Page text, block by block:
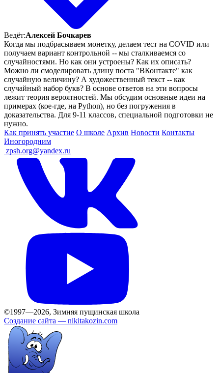
Ведёт:Алексей Бочкарев
Когда мы подбрасываем монетку, делаем тест на COVID или
получаем вариант контрольной -- мы сталкиваемся со
случайностями. Но как они устроены? Как их описать?
Можно ли смоделировать длину поста "ВКонтакте" как
случайную величину? А художественный текст -- как
случайный набор букв? В основе ответов на эти вопросы
лежит теория вероятностей. Мы обсудим основные идеи на
примерах (кое-где, на Python), но без погружения в
доказательства. Для 9-11 классов, специальной подготовки не
нужно.
Как принять участие О школе Архив Новости Контакты
Иногородним
zpsh.org@yandex.ru
©1997—2026, Зимняя пущинская школа
Создание сайта — nikitakozin.com